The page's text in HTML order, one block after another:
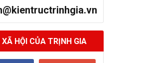
XÃ HỘI CỦA TRỊNH GIA